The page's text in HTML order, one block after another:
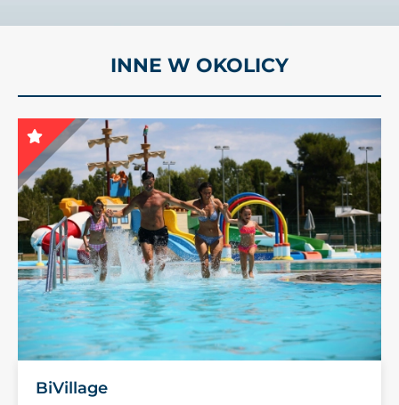
INNE W OKOLICY
BiVillage